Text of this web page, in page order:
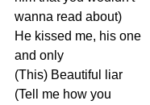
wanna read about)
He kissed me, his one
and only
(This) Beautiful
liar
(Tell me how you